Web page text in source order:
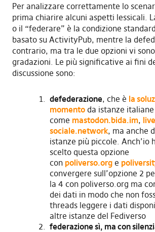
Per analizzare correttamente lo
prima chiarire alcuni aspetti lessicali.
o il “federare” è la condizione
basato su ActivityPub, mentre la
contrario, ma tra le due opzioni vi
gradazioni. Le più significative ai fini
discussione sono:
defederazione, che è la
momentoda istanze
come mastodon.bida.im,
sociale.network, ma anche
istanze più piccole. Anch’io
scelto questa opzione
con poliverso.orge
convergere sull’opzione 2
la 4 con poliverso.org ma
dei dati in modo che non
threads leggere i dati
altre istanze del Fediverso
federazione sì, ma con